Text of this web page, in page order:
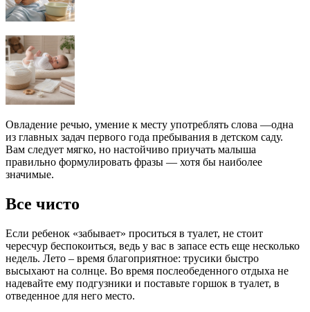
Овладение речью, умение к месту употреблять слова —одна
из главных задач первого года пребывания в детском саду.
Вам следует мягко, но настойчиво приучать малыша
правильно формулировать фразы — хотя бы наиболее
значимые.
Все чисто
Если ребенок «забывает» проситься в туалет, не стоит
чересчур беспокоиться, ведь у вас в запасе есть еще несколько
недель. Лето – время благоприятное: трусики быстро
высыхают на солнце. Во время послеобеденного отдыха не
надевайте ему подгузники и поставьте горшок в туалет, в
отведенное для него место.